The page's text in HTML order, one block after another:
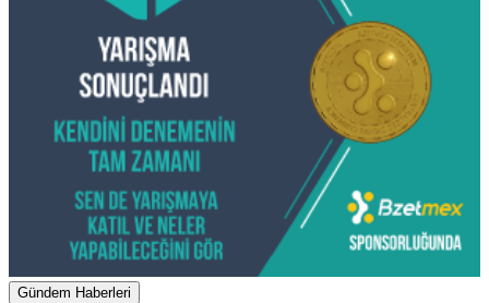
Gündem Haberleri